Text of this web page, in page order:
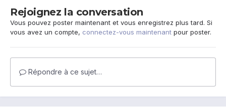
Rejoignez la conversation
Vous pouvez poster maintenant et vous enregistrez plus tard. Si
vous avez un compte, connectez-vous maintenant pour poster.
Répondre à ce sujet…